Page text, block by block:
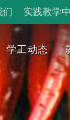
们 实践教学
学工动态